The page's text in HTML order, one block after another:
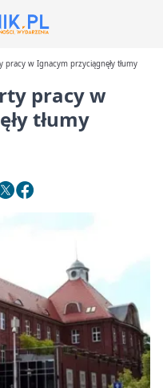
pracy w Ignacym przyciągnęły tłumy
pracy w
tłumy